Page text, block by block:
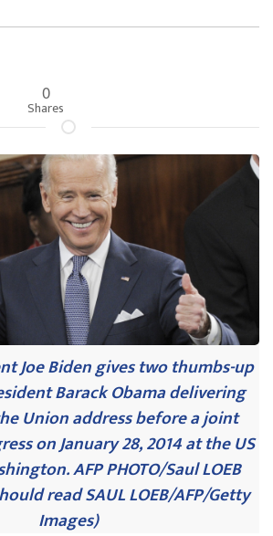
0
Shares
Joe Biden gives two thumbs-up
Barack Obama delivering
Union address before a joint
on January 28, 2014 at the US
AFP PHOTO/Saul LOEB
read SAUL LOEB/AFP/Getty
Images)